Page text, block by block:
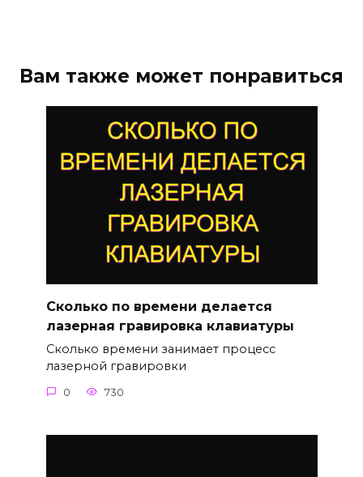
Вам также может понравиться
Сколько по времени делается
лазерная гравировка клавиатуры
Сколько времени занимает процесс
лазерной гравировки
0 730